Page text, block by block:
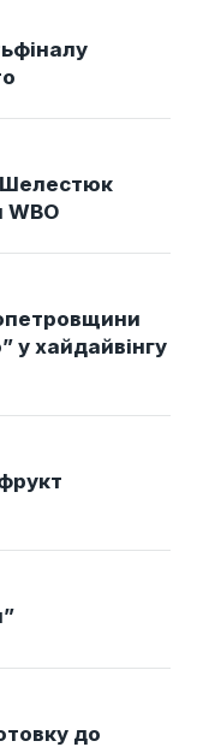
Шелестюк
WBO
у хайдайвінгу
до